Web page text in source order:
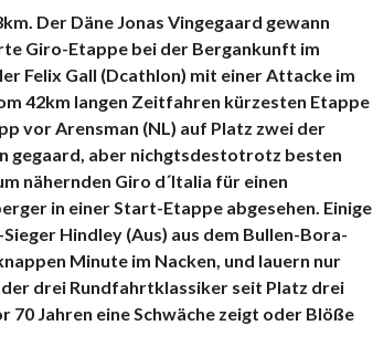
Der Däne Jonas Vingegaard gewann
Giro-Etappe bei der Bergankunft im
Felix Gall (Dcathlon) mit einer Attacke im
42km langen Zeitfahren kürzesten Etappe
vor Arensman (NL) auf Platz zwei der
gegaard, aber nichgtsdestotrotz besten
nähernden Giro d´Italia für einen
in einer Start-Etappe abgesehen. Einige
Hindley (Aus) aus dem Bullen-Bora-
Minute im Nacken, und lauern nur
drei Rundfahrtklassiker seit Platz drei
Jahren eine Schwäche zeigt oder Blöße